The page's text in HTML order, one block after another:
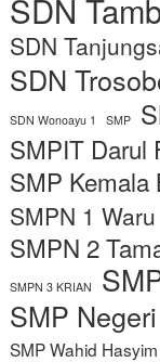
SDN
SDN
SDN
SDN Wonoayu 1 SMP
SMPIT Darul
SMP Kemala
SMPN 1 Waru
SMPN 2
SMPN 3 KRIAN
SMP
SMP Wahid